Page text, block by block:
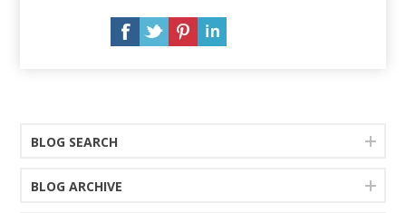
BLOG SEARCH
BLOG ARCHIVE